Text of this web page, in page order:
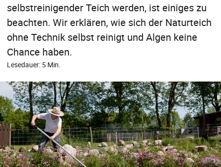
selbstreinigender Teich werden, ist einiges zu
beachten. Wir erklären, wie sich der Naturteich
ohne Technik selbst reinigt und Algen keine
Chance haben.
Lesedauer: 5 Min.